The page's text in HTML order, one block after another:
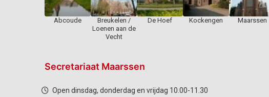
Abcoude
Breukelen /
Loenen aan de
Vecht
De Hoef Kockengen Maarssen
Secretariaat Maarssen
Open dinsdag, donderdag en vrijdag 10.00-11.30